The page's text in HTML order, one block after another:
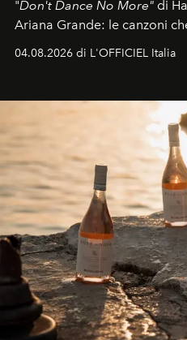
"Don't Dance No More" di
Ariana Grande: le canzoni
colonna sonora della
04.08.2026 di L'OFFICIEL Italia